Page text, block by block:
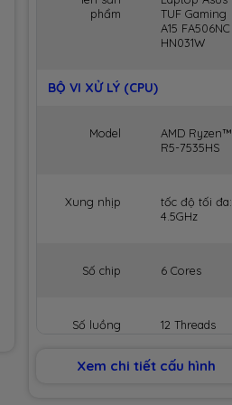
phẩm
TUF Gaming
A15 FA506NC
HN031W
BỘ VI XỬ LÝ (CPU)
Model
AMD Ryzen™
R5-7535HS
Xung nhịp
tốc độ tối đa:
4.5GHz
Số chip 6 Cores
Số luồng 12 Threads
Xem chi tiết cấu hình